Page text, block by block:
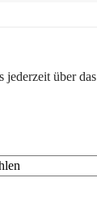
jederzeit über das